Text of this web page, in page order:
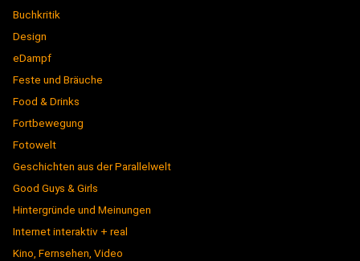
Buchkritik
Design
eDampf
Feste und Bräuche
Food & Drinks
Fortbewegung
Fotowelt
Geschichten aus der Parallelwelt
Good Guys & Girls
Hintergründe und Meinungen
Internet interaktiv + real
Kino, Fernsehen, Video